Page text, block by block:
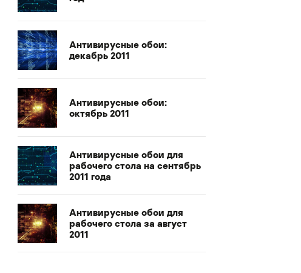
Антивирусные обои:
декабрь 2011
Антивирусные обои:
октябрь 2011
Антивирусные обои для
рабочего стола на сентябрь
2011 года
Антивирусные обои для
рабочего стола за август
2011